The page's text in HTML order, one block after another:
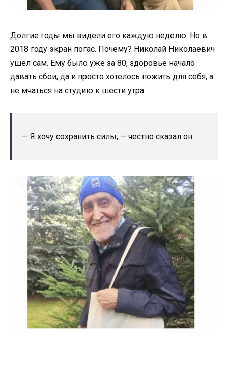
Долгие годы мы видели его каждую неделю. Но в
2018 году экран погас. Почему? Николай Николаевич
ушёл сам. Ему было уже за 80, здоровье начало
давать сбои, да и просто хотелось пожить для себя, а
не мчаться на студию к шести утра.
— Я хочу сохранить силы, — честно сказал он.